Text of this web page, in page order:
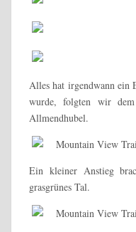
Alles hat irgendwann ein
wurde, folgten wir
Allmendhubel.
Ein kleiner Anstieg
grasgrünes Tal.